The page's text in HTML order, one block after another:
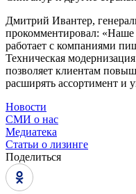
Дмитрий Ивантер,
прокомментировал: «Наше
работает с компаниями
Техническая
позволяет клиентам
расширять ассортимент и
Новости
СМИ о нас
Медиатека
Статьи о лизинге
Поделиться